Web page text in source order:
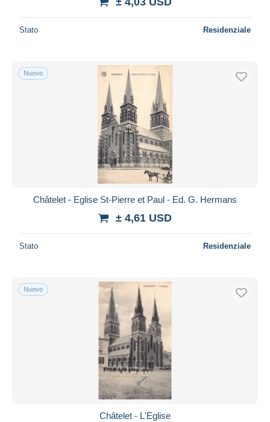
Stato Residenziale
Nuovo
Châtelet - Eglise St-Pierre et Paul - Ed. G. Hermans
± 4,61 USD
Stato Residenziale
Nuovo
Châtelet - L'Eglise